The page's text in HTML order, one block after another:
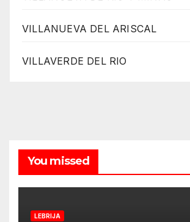
VILLANUEVA DEL ARISCAL
VILLAVERDE DEL RIO
You missed
LEBRIJA